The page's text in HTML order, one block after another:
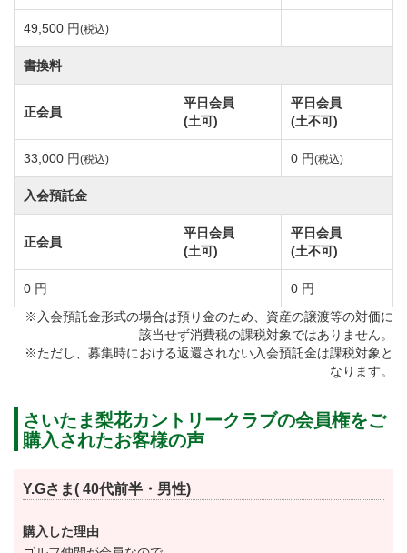
とします。
49,500 円(税込)
書換料
正会員
平日会員
(土可)
平日会員
(土不可)
33,000 円(税込) 0 円(税込)
入会預託金
正会員
平日会員
(土可)
平日会員
(土不可)
0 円
0 円
※入会預託金形式の場合は預り金のため、資産の譲渡等の対価に
該当せず消費税の課税対象ではありません。
※ただし、募集時における返還されない入会預託金は課税対象と
なります。
さいたま梨花カントリークラブの会員権をご
購入されたお客様の声
Y.Gさま( 40代前半・男性)
購入した理由